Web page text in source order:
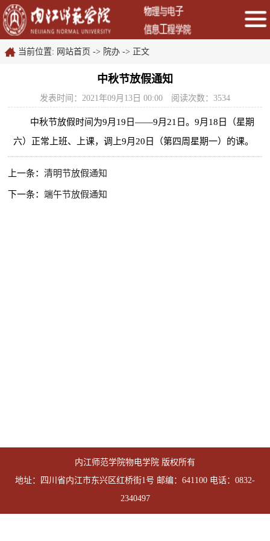
当前位置: 网站首页 -> 院办 -> 正文
中秋节放假通知
发表时间：2021年09月13日 00:00 阅读次数：3534
中秋节放假时间为9月 19 日——9月21 日。 9月 18 日（星期
六）正常上班、上课，调上9月20 日（第四周星期一）的课。
上一条：清明节放假通知
下一条：端午节放假通知
内江师范学院物电学院 版权所有
地址：四川省内江市东兴区红桥街1号 邮编：641100 电话：0832-
2340497